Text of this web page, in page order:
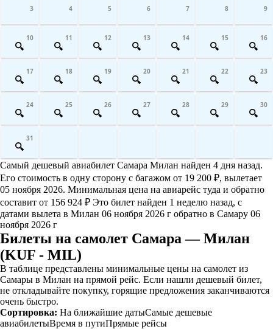
3 4 5 6 7 8 9
10 11 12 13 14 15 16
17 18 19 20 21 22 23
24 25 26 27 28 29 30
31
Самый дешевый авиабилет Самара Милан найден 4 дня назад.
Его стоимость в одну сторону с багажом от 19 200 ₽, вылетает
05 ноября 2026. Минимальная цена на авиарейс туда и обратно
составит от 156 924 ₽ Это билет найден 1 неделю назад, с
датами вылета в Милан 06 ноября 2026 г обратно в Самару 06
ноября 2026 г
Билеты на самолет Самара — Милан
(KUF - MIL)
В таблице представлены минимальные цены на самолет из
Самары в Милан на прямой рейс. Если нашли дешевый билет,
не откладывайте покупку, горящие предложения заканчиваются
очень быстро.
Сортировка: На ближайшие датыСамые дешевые
авиабилетыВремя в путиПрямые рейсы